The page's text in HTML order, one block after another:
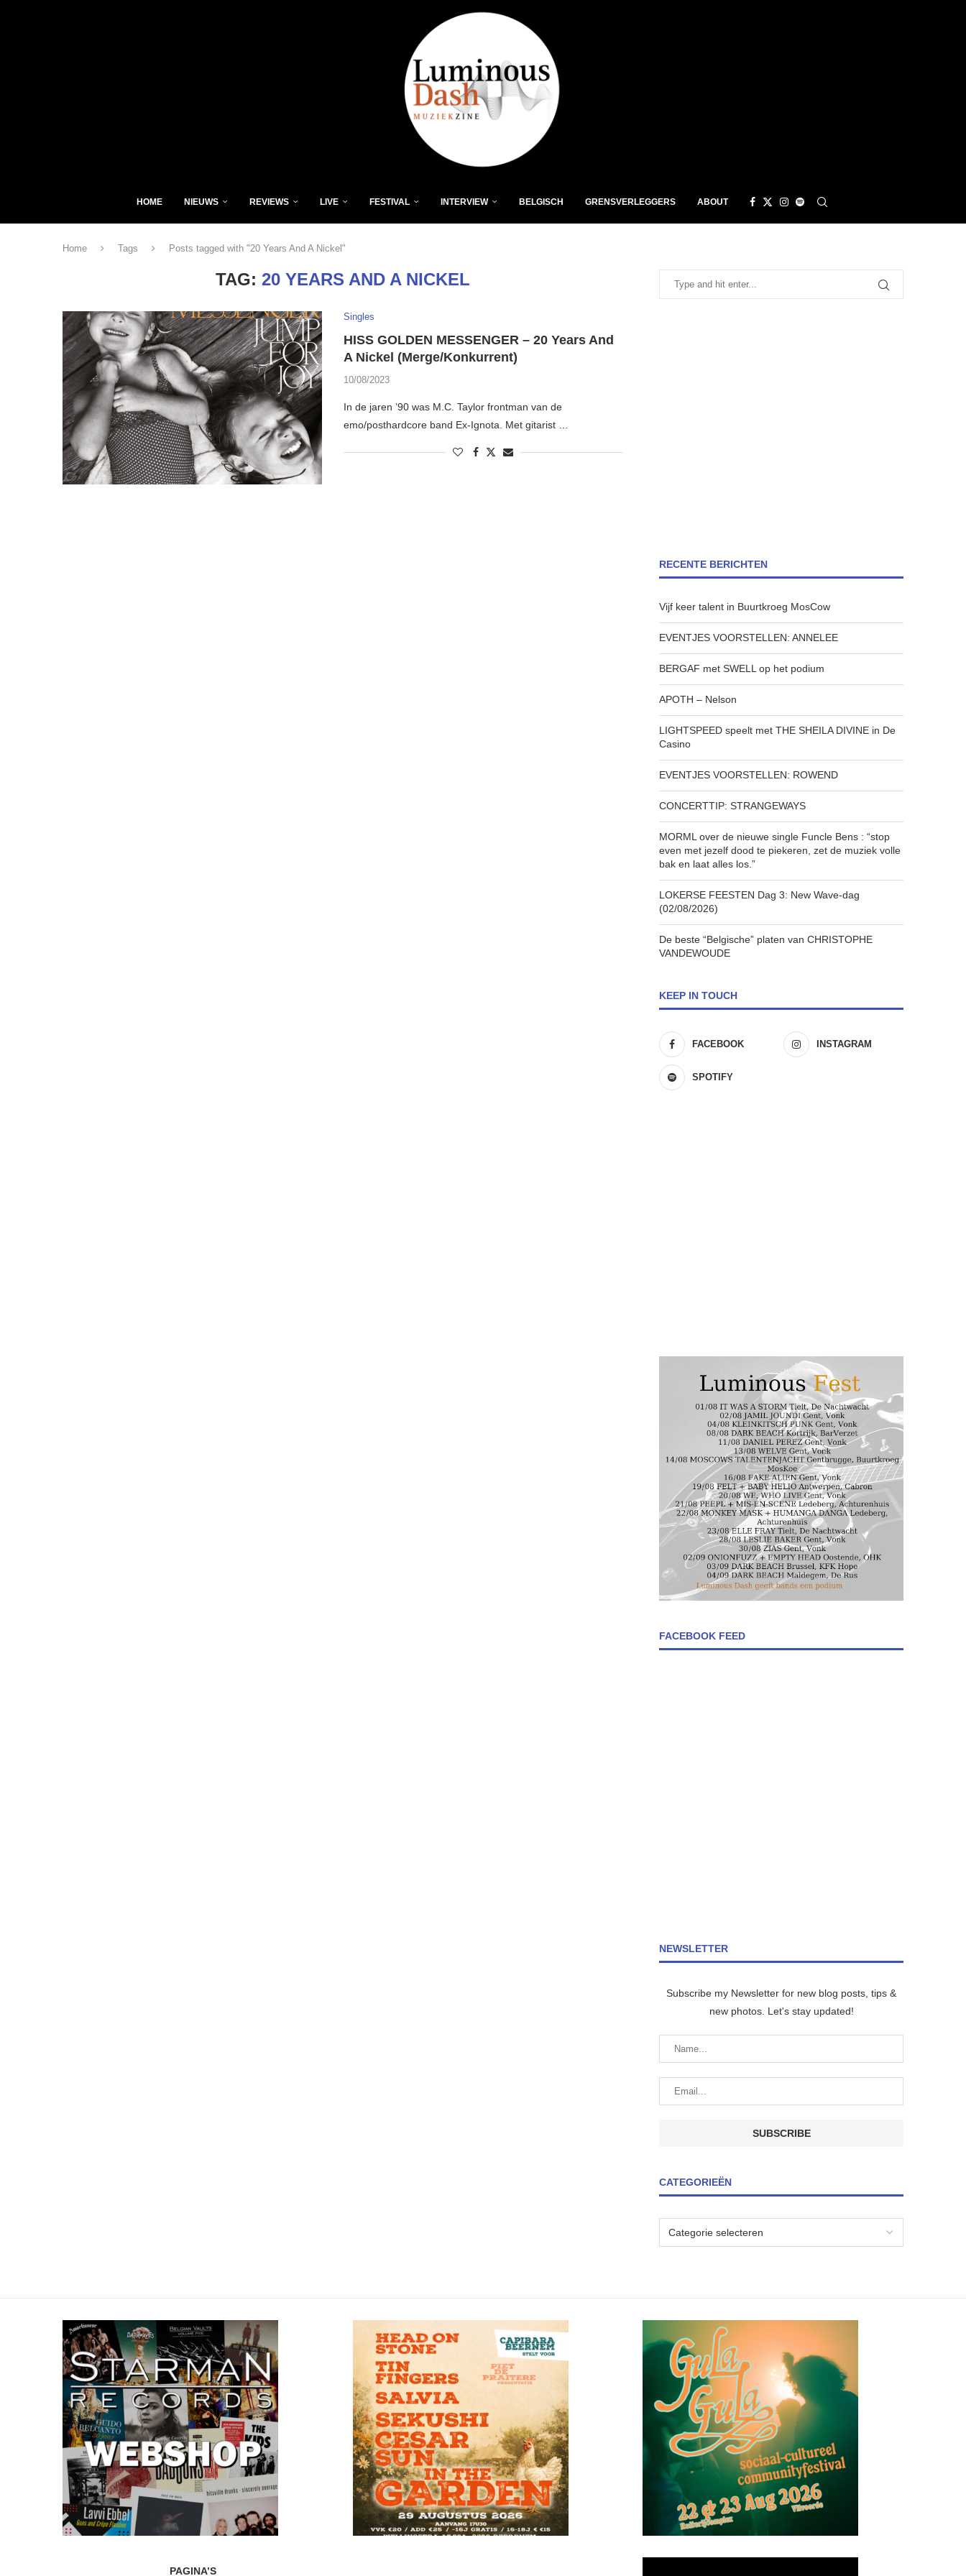
HOME NIEUWS REVIEWS LIVE FESTIVAL INTERVIEW BELGISCH GRENSVERLEGGERS ABOUT
Home Tags Posts tagged with "20 Years And A Nickel"
TAG: 20 YEARS AND A NICKEL
Singles
HISS GOLDEN MESSENGER – 20 Years And
A Nickel (Merge/Konkurrent)
10/08/2023
In de jaren ’90 was M.C. Taylor frontman van de
emo/posthardcore band Ex-Ignota. Met gitarist …
RECENTE BERICHTEN
Vijf keer talent in Buurtkroeg MosCow
EVENTJES VOORSTELLEN: ANNELEE
BERGAF met SWELL op het podium
APOTH – Nelson
LIGHTSPEED speelt met THE SHEILA DIVINE in De
Casino
EVENTJES VOORSTELLEN: ROWEND
CONCERTTIP: STRANGEWAYS
MORML over de nieuwe single Funcle Bens : “stop
even met jezelf dood te piekeren, zet de muziek volle
bak en laat alles los.”
LOKERSE FEESTEN Dag 3: New Wave-dag
(02/08/2026)
De beste “Belgische” platen van CHRISTOPHE
VANDEWOUDE
KEEP IN TOUCH
FACEBOOK INSTAGRAM
SPOTIFY
FACEBOOK FEED
NEWSLETTER
Subscribe my Newsletter for new blog posts, tips &
new photos. Let's stay updated!
CATEGORIEËN
PAGINA’S